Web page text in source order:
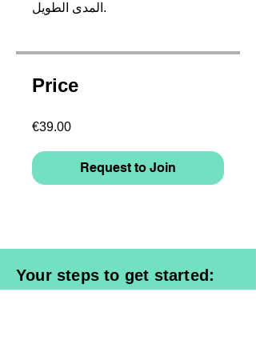
المدى الطويل.
Price
€39.00
Request to Join
Your steps to get started:
1. Select a course & request access